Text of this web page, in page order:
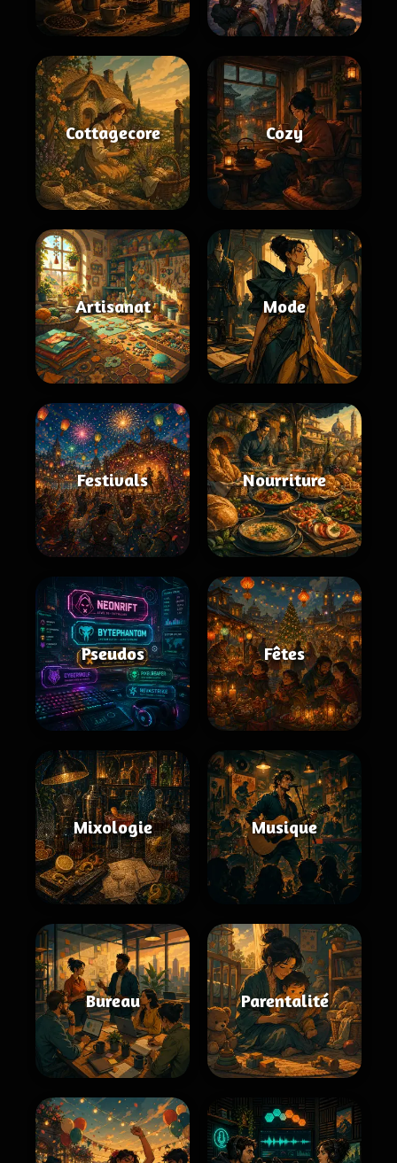
Cottagecore Cozy
Artisanat Mode
Festivals Nourriture
Pseudos Fêtes
Mixologie Musique
Bureau Parentalité